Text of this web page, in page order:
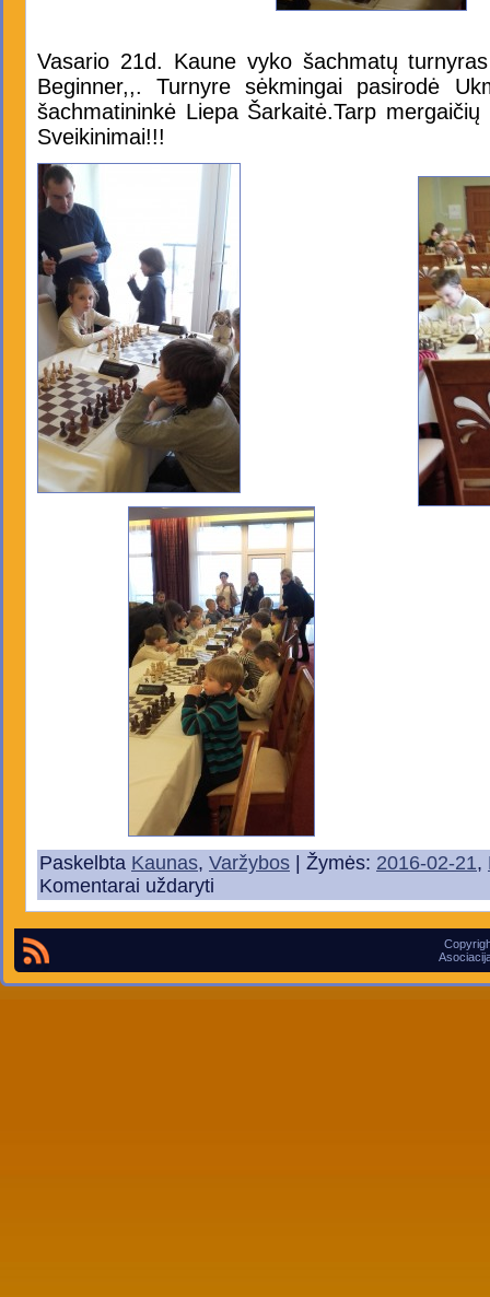
Vasario 21d. Kaune vyko šachmatų
Beginner,,. Turnyre sėkmingai pasirodė
šachmatininkė Liepa Šarkaitė.Tarp
Sveikinimai!!!
Paskelbta Kaunas, Varžybos | Žymės: 2016-02-21,
Komentarai uždaryti